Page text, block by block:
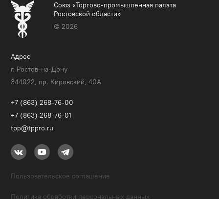
Союз «Торгово-промышленная палата
Ростовской области»
© 2026
Адрес
г. Ростов-на-Дону
344022, пр. Кировский, 40A
+7 (863) 268-76-00
+7 (863) 268-76-01
tpp@tppro.ru
Пользовательское соглашение
Политика обработки персональных данных